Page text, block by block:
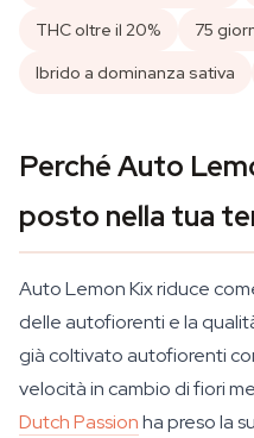
THC oltre il 20%
75
Ibrido a dominanza sativa
Perché Auto
posto nella tua
Auto Lemon Kix riduce
delle autofiorenti e la
già coltivato autofiorenti
velocità in cambio di fiori
Dutch Passionha preso la